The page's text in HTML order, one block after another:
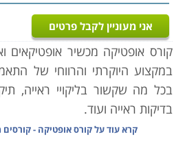
אני מעוניין לקבל פרטים
קורס אופטיקה מכשיר אופטיקאים
במקצוע היוקרתי והרווחי של
בכל מה שקשור בליקויי ראייה,
בדיקות ראייה ועוד.
קרא עוד עלקורס אופטיקה -